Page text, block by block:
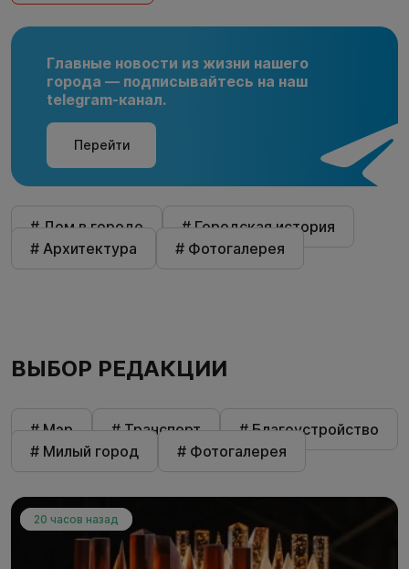
Главные новости из жизни нашего
города — подписывайтесь на наш
telegram-канал.
Перейти
# Дом в городе
# Городская история
# Архитектура
# Фотогалерея
ВЫБОР РЕДАКЦИИ
# Мэр # Транспорт
# Благоустройство
# Милый город
# Фотогалерея
20 часов назад